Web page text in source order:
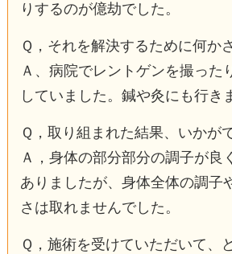
りするのが億劫でした。
Ｑ，それを解決するために何か
Ａ、病院でレントゲンを撮った
していました。鍼や灸にも行き
Ｑ，取り組まれた結果、いかが
Ａ，身体の部分部分の調子が良
ありましたが、身体全体の調子
さは取れませんでした。
Ｑ，施術を受けていただいて、